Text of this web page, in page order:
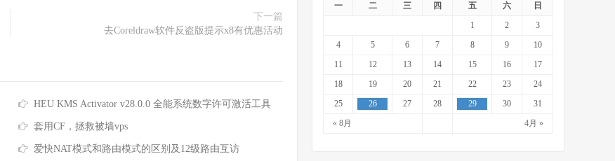
下一篇
去Coreldraw软件反盗版提示x8有优惠活动
HEU KMS Activator v28.0.0 全能系统数字许可激活工具
套用CF，拯救被墙vps
爱快NAT模式和路由模式的区别及12级路由互访
一 二 三 四 五 六 日
« 8月 4月 »
1 2
3
4
5 6 7 8 9
10
11
12 13 14 15 16
17
18
19 20 21 22 23
24
25
26 27 28 29 30 31